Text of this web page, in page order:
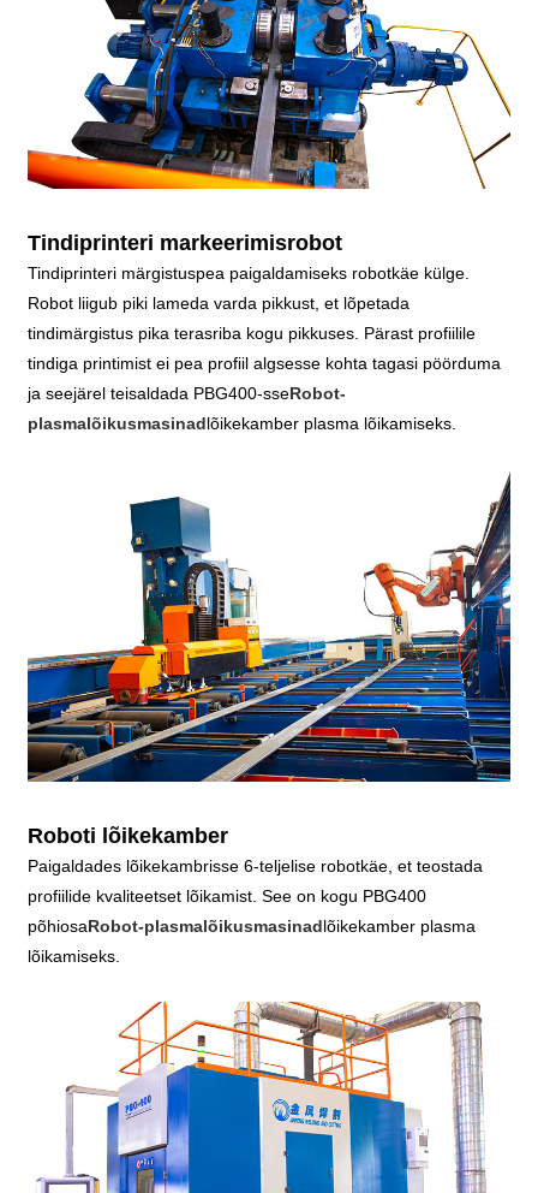
Tindiprinteri markeerimisrobot
Tindiprinteri märgistuspea paigaldamiseks robotkäe külge.
Robot liigub piki lameda varda pikkust, et lõpetada
tindimärgistus pika terasriba kogu pikkuses. Pärast profiilile
tindiga printimist ei pea profiil algsesse kohta tagasi pöörduma
ja seejärel teisaldada PBG400-sseRobot-
plasmalõikusmasinadlõikekamber plasma lõikamiseks.
Roboti lõikekamber
Paigaldades lõikekambrisse 6-teljelise robotkäe, et teostada
profiilide kvaliteetset lõikamist. See on kogu PBG400
põhiosaRobot-plasmalõikusmasinadlõikekamber plasma
lõikamiseks.